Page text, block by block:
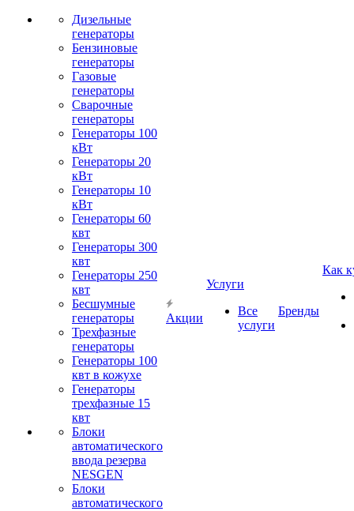
Дизельные
генераторы
Бензиновые
генераторы
Газовые
генераторы
Сварочные
генераторы
Генераторы 100
кВт
Генераторы 20
кВт
Генераторы 10
кВт
Генераторы 60
квт
Генераторы 300
квт
Генераторы 250
квт
Бесшумные
генераторы
Трехфазные
генераторы
Генераторы 100
квт в кожухе
Генераторы
трехфазные 15
квт
Блоки
автоматического
ввода резерва
NESGEN
Блоки
автоматического
Акции
Услуги
Все
услуги
Бренды
Как